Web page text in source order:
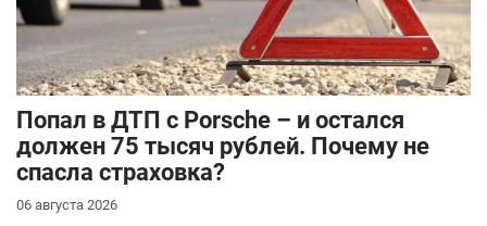
​Попал в ДТП с Porsche – и остался
должен 75 тысяч рублей. Почему не
спасла страховка?
06 августа 2026